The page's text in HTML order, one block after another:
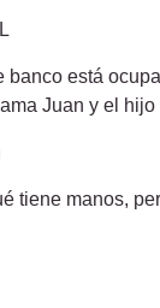
banco está
Juan y el hijo
tiene manos,